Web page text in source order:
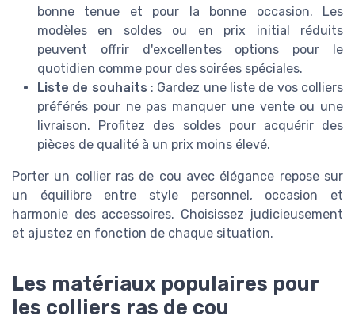
bonne tenue et pour la bonne occasion. Les
modèles en soldes ou en prix initial réduits
peuvent offrir d'excellentes options pour le
quotidien comme pour des soirées spéciales.
Liste de souhaits : Gardez une liste de vos colliers
préférés pour ne pas manquer une vente ou une
livraison. Profitez des soldes pour acquérir des
pièces de qualité à un prix moins élevé.
Porter un collier ras de cou avec élégance repose sur
un équilibre entre style personnel, occasion et
harmonie des accessoires. Choisissez judicieusement
et ajustez en fonction de chaque situation.
Les matériaux populaires pour
les colliers ras de cou